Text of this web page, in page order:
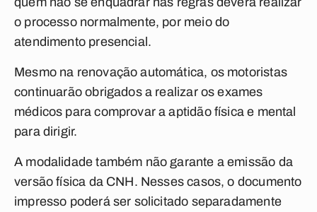
o processo normalmente, por meio do
atendimento presencial.
Mesmo na renovação automática, os motoristas
continuarão obrigados a realizar os exames
médicos para comprovar a aptidão física e mental
para dirigir.
A modalidade também não garante a emissão da
versão física da CNH. Nesses casos, o documento
impresso poderá ser solicitado separadamente